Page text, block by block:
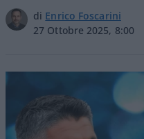
di Enrico Foscarini
27 Ottobre 2025, 8:00